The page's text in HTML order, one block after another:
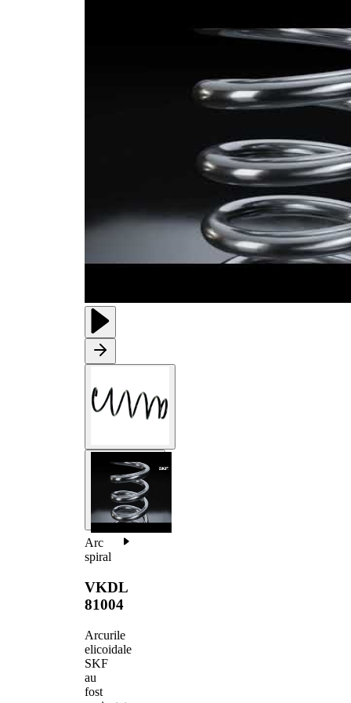
Arc
spiral
VKDL
81004
Arcurile
elicoidale
SKF
au
fost